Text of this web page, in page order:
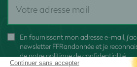
En fournissant mon adresse e-mail,
newsletter FFRandonnée et je
denotre politique de confidentialité
Continuer sans accepter